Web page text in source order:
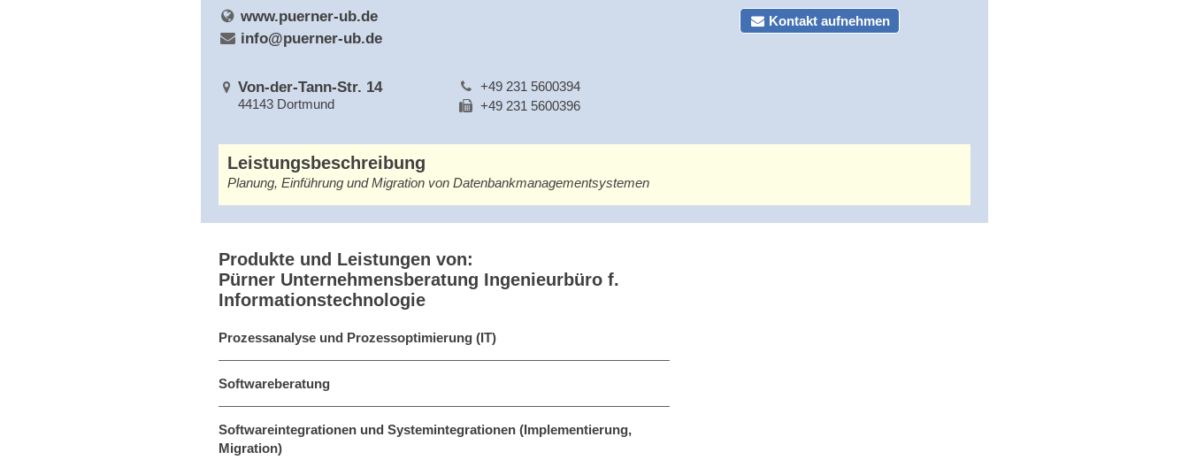
Kontakt aufnehmen
www.puerner-ub.de
info@puerner-ub.de
Von-der-Tann-Str. 14
44143 Dortmund
+49 231 5600394
+49 231 5600396
Leistungsbeschreibung
Planung, Einführung und Migration von Datenbankmanagementsystemen
Produkte und Leistungen von:
Pürner Unternehmensberatung Ingenieurbüro f.
Informationstechnologie
Prozessanalyse und Prozessoptimierung (IT)
Softwareberatung
Softwareintegrationen und Systemintegrationen (Implementierung,
Migration)